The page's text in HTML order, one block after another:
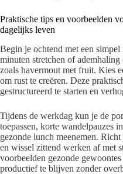
Praktische tips en voorbeelden
dagelijks leven
Begin je ochtend met een
minuten stretchen of
zoals havermout met fruit. Kies
om rust te creëren. Deze
gestructureerd te starten en
Tijdens de werkdag kun je de
toepassen, korte wandelpauzes
gezonde lunch meenemen.
en wissel zittend werken af met
voorbeelden gezonde
productief te blijven zonder